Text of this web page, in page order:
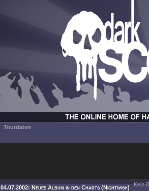
Tourdaten
Kein
04.07.2002: Neues Album in den Charts (Nightwish)